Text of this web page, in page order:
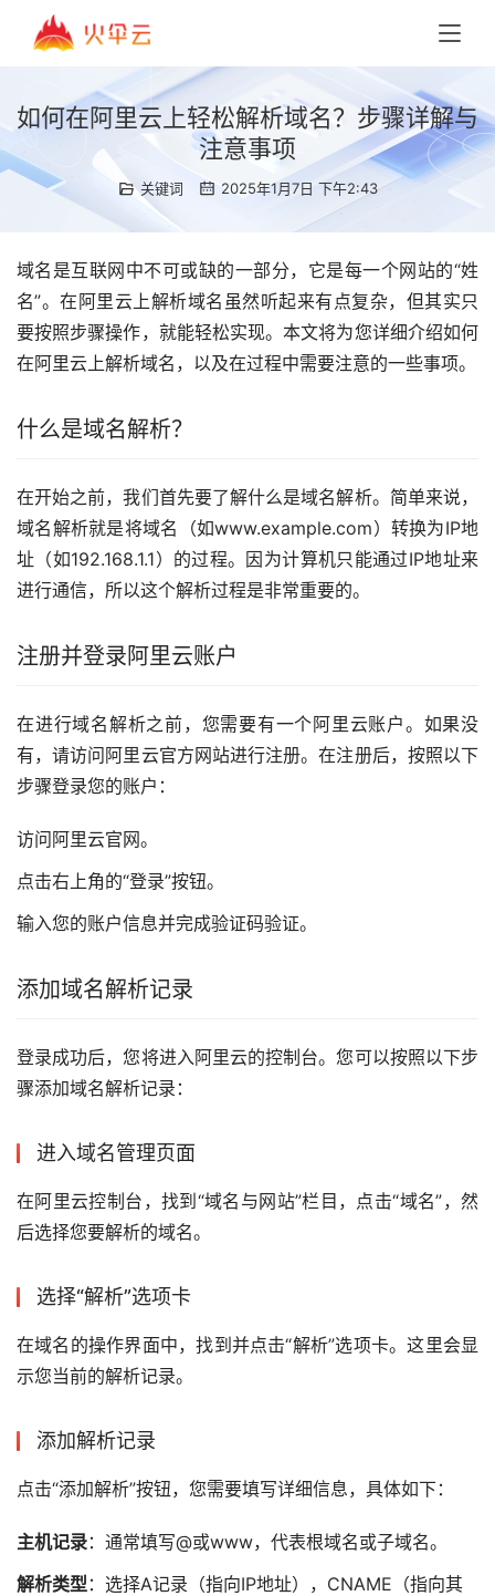
如何在阿里云上轻松解析域名？步骤详解与
注意事项
关键词 2025年1月7日 下午2:43
域名是互联网中不可或缺的一部分，它是每一个网站的“姓
名”。在阿里云上解析域名虽然听起来有点复杂，但其实只
要按照步骤操作，就能轻松实现。本文将为您详细介绍如何
在阿里云上解析域名，以及在过程中需要注意的一些事项。
什么是域名解析？
在开始之前，我们首先要了解什么是域名解析。简单来说，
域名解析就是将域名（如www.example.com）转换为IP地
址（如192.168.1.1）的过程。因为计算机只能通过IP地址来
进行通信，所以这个解析过程是非常重要的。
注册并登录阿里云账户
在进行域名解析之前，您需要有一个阿里云账户。如果没
有，请访问阿里云官方网站进行注册。在注册后，按照以下
步骤登录您的账户：
访问阿里云官网。
点击右上角的“登录”按钮。
输入您的账户信息并完成验证码验证。
添加域名解析记录
登录成功后，您将进入阿里云的控制台。您可以按照以下步
骤添加域名解析记录：
进入域名管理页面
在阿里云控制台，找到“域名与网站”栏目，点击“域名”，然
后选择您要解析的域名。
选择“解析”选项卡
在域名的操作界面中，找到并点击“解析”选项卡。这里会显
示您当前的解析记录。
添加解析记录
点击“添加解析”按钮，您需要填写详细信息，具体如下：
主机记录：通常填写@或www，代表根域名或子域名。
解析类型：选择A记录（指向IP地址），CNAME（指向其